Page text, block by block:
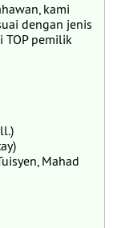
kami
dengan jenis
TOP pemilik
Mahad